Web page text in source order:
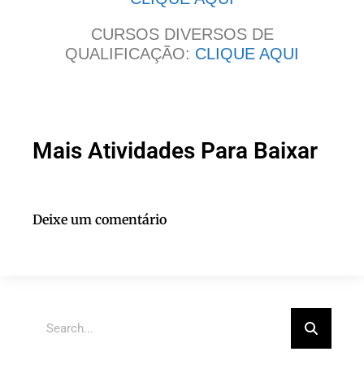
CURSOS DIVERSOS DE
QUALIFICAÇÃO: CLIQUE AQUI
Mais Atividades Para Baixar
Deixe um comentário